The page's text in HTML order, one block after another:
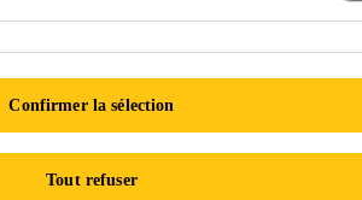
des outils additionnels
la performance
avec les mousses Sika
Confirmer la sélection
Tout refuser